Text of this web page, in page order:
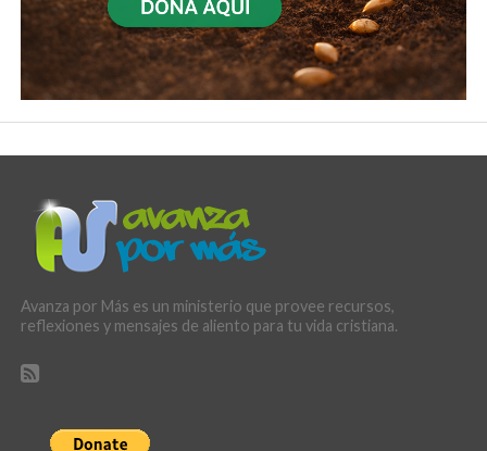
Avanza por Más es un ministerio que provee recursos,
reflexiones y mensajes de aliento para tu vida cristiana.